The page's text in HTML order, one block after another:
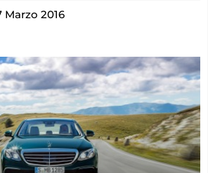
Marzo 2016